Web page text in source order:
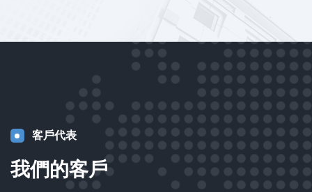
客戶代表
我們的客戶